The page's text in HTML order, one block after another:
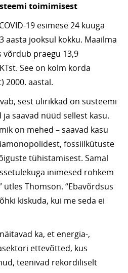
toimimisest
19 esimese 24 kuuga
aasta jooksul kokku. Maailma
praegu 13,9
See on kolm korda
2000. aastal.
sest ülirikkad on süsteemi
saavad nüüd sellest kasu.
on mehed – saavad kasu
fossiilkütuste
tühistamisest. Samal
inimesed rohkem
ütles Thomson. “Ebavõrdsus
kiskuda, kui me seda ei
ka, et energia-,
ettevõtted, kus
teenivad rekordiliselt